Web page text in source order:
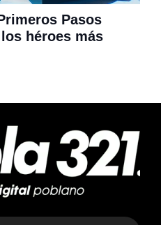
Pasos
héroes más